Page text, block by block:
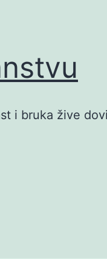
i bruka žive